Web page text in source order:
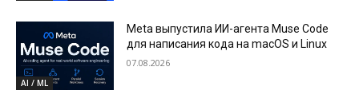
AI / ML
Meta выпустила ИИ-агента Muse Code
для написания кода на macOS и Linux
07.08.2026